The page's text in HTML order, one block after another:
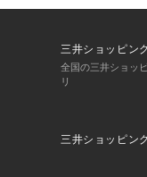
三井ショッピン
全国の三井ショッ
リ
三井ショッピン